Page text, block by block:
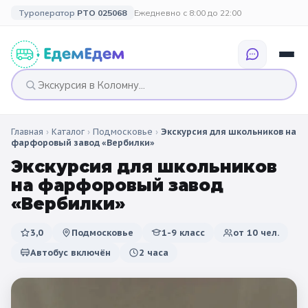
Туроператор РТО 025068 Ежедневно с 8:00 до 22:00
🎉 ПО ПРАЗДНИКАМ
Все праздники
🔔 1 сентября
🎄 Новогодние
🥞 Масленица
🗓️ ПО КАНИКУЛАМ
🍂 Осенние
🌸 Весенние
🗓️ ПО ДЛИТЕЛЬНОСТИ
Однодневные
2 дня / 1 ночь
3 дня и больше
🎉 СОБЫТИЙНЫЕ
каникулы
туры
Главная › Каталог › Подмосковье › Экскурсия для школьников на
фарфоровый завод «Вербилки»
Экскурсия для школьников
на фарфоровый завод
«Вербилки»
3,0 Подмосковье 1-9 класс от 10 чел.
Автобус включён
2 часа